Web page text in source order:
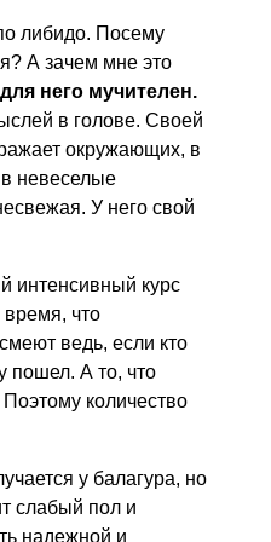
либидо. Посему
А зачем мне это
него мучителен.
в голове. Своей
окружающих, в
в невеселые
У него свой
интенсивный курс
что
ведь, если кто
пошел. А то, что
количество
у балагура, но
слабый пол и
надежной и